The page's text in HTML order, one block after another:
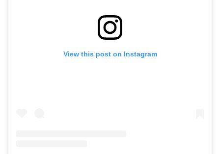
View this post on Instagram